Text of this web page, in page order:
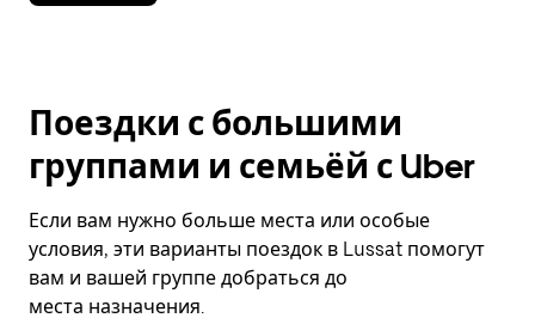
Поездки с большими
группами и семьёй с Uber
Если вам нужно больше места или особые
условия, эти варианты поездок в Lussat помогут
вам и вашей группе добраться до
места назначения.